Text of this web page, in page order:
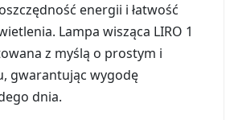
energii i łatwość
Lampa wisząca LIRO 1
z myślą o prostym i
gwarantując wygodę
dnia.